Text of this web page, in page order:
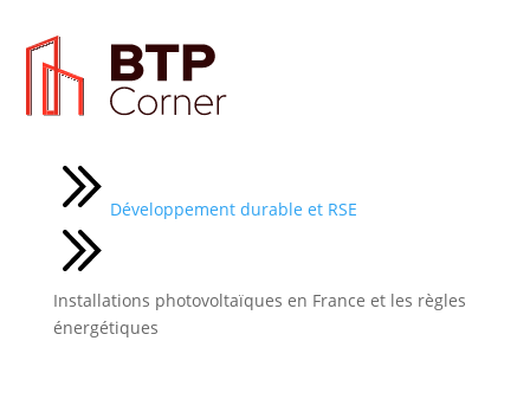
Développement durable et RSE
Installations photovoltaïques en France et les règles
énergétiques